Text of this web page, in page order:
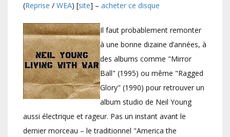
(Reprise / WEA) [site] – acheter ce disque
Il faut probablement remonter
à une bonne dizaine d’années, à
des albums comme "Mirror
Ball" (1995) ou même "Ragged
Glory" (1990) pour retrouver un
album studio de Neil Young
aussi électrique et rageur. Pas un instant avant le
dernier morceau – le traditionnel "America the